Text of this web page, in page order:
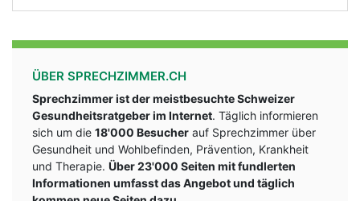
ÜBER SPRECHZIMMER.CH
Sprechzimmer ist der meistbesuchte Schweizer
Gesundheitsratgeber im Internet. Täglich informieren
sich um die 18'000 Besucher auf Sprechzimmer über
Gesundheit und Wohlbefinden, Prävention, Krankheit
und Therapie. Über 23'000 Seiten mit fundlerten
Informationen umfasst das Angebot und täglich